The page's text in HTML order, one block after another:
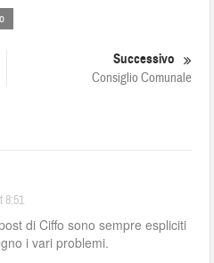
Successivo
Consiglio Comunale
8:51
di Ciffo sono sempre espliciti
i vari problemi.